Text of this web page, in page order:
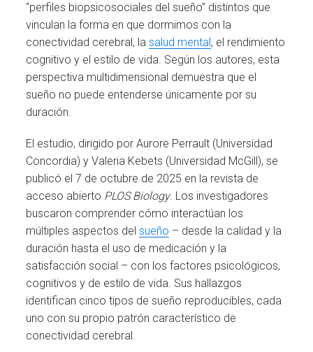
“perfiles biopsicosociales del sueño” distintos que
vinculan la forma en que dormimos con la
conectividad cerebral, lasalud mental , el rendimiento
cognitivo y el estilo de vida. Según los autores, esta
perspectiva multidimensional demuestra que el
sueño no puede entenderse únicamente por su
duración.
El estudio, dirigido por Aurore Perrault (Universidad
Concordia) y Valeria Kebets (Universidad McGill), se
publicó el 7 de octubre de 2025 en la revista de
acceso abierto PLOS Biology. Los investigadores
buscaron comprender cómo interactúan los
múltiples aspectos delsueño – desde la calidad y la
duración hasta el uso de medicación y la
satisfacción social – con los factores psicológicos,
cognitivos y de estilo de vida. Sus hallazgos
identifican cinco tipos de sueño reproducibles, cada
uno con su propio patrón característico de
conectividad cerebral.